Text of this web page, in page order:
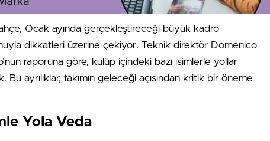
Ocak ayında gerçekleştireceği büyük kadro
dikkatleri üzerine çekiyor. Teknik direktör Domenico
raporuna göre, kulüp içindeki bazı isimlerle yollar
Bu ayrılıklar, takımın geleceği açısından kritik bir öneme
Yola Veda